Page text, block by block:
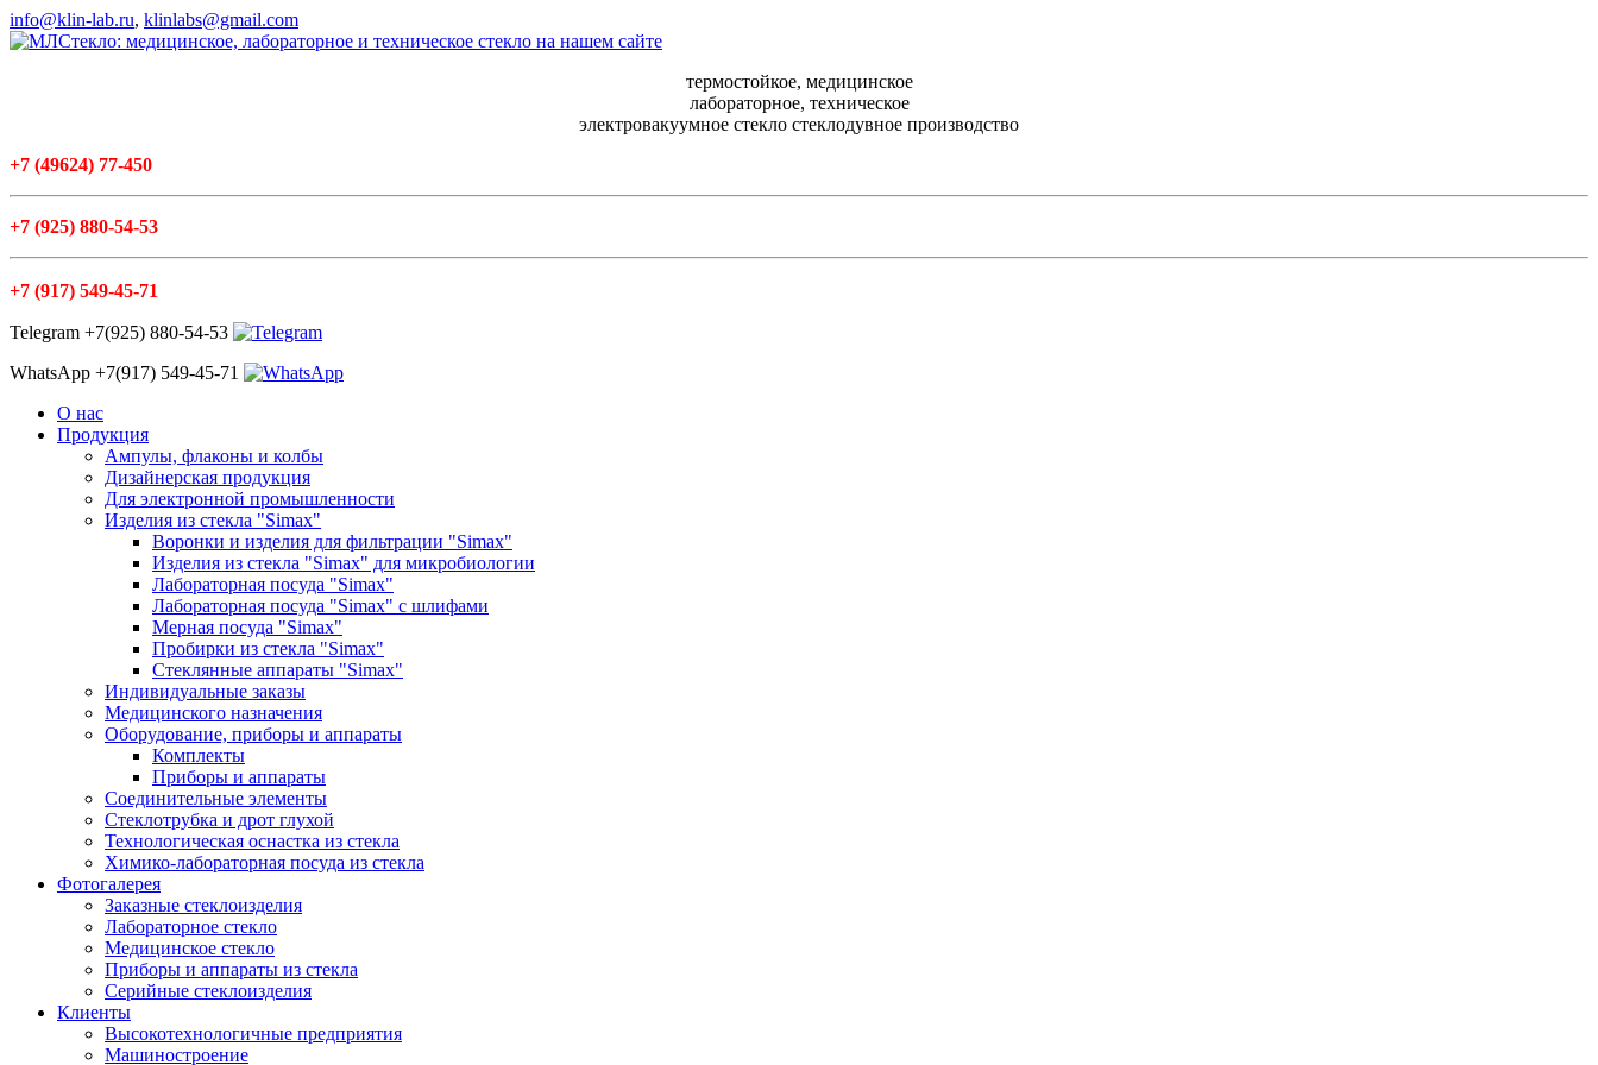
info@klin-lab.ru, klinlabs@gmail.com
термостойкое, медицинское
лабораторное, техническое
электровакуумное стекло стеклодувное производство
+7 (49624) 77-450
+7 (925) 880-54-53
+7 (917) 549-45-71
Telegram +7(925) 880-54-53
WhatsApp +7(917) 549-45-71
О нас
Продукция
Ампулы, флаконы и колбы
Дизайнерская продукция
Для электронной промышленности
Изделия из стекла "Simax"
Воронки и изделия для фильтрации "Simax"
Изделия из стекла "Simax" для микробиологии
Лабораторная посуда "Simax"
Лабораторная посуда "Simax" с шлифами
Мерная посуда "Simax"
Пробирки из стекла "Simax"
Стеклянные аппараты "Simax"
Индивидуальные заказы
Медицинского назначения
Оборудование, приборы и аппараты
Комплекты
Приборы и аппараты
Соединительные элементы
Стеклотрубка и дрот глухой
Технологическая оснастка из стекла
Химико-лабораторная посуда из стекла
Фотогалерея
Заказные стеклоизделия
Лабораторное стекло
Медицинское стекло
Приборы и аппараты из стекла
Серийные стеклоизделия
Клиенты
Высокотехнологичные предприятия
Машиностроение